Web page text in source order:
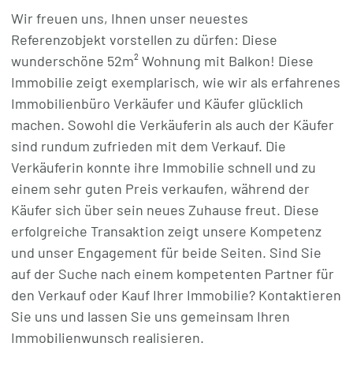
Wir freuen uns, Ihnen unser neuestes
Referenzobjekt vorstellen zu dürfen: Diese
wunderschöne 52m² Wohnung mit Balkon! Diese
Immobilie zeigt exemplarisch, wie wir als erfahrenes
Immobilienbüro Verkäufer und Käufer glücklich
machen. Sowohl die Verkäuferin als auch der Käufer
sind rundum zufrieden mit dem Verkauf. Die
Verkäuferin konnte ihre Immobilie schnell und zu
einem sehr guten Preis verkaufen, während der
Käufer sich über sein neues Zuhause freut. Diese
erfolgreiche Transaktion zeigt unsere Kompetenz
und unser Engagement für beide Seiten. Sind Sie
auf der Suche nach einem kompetenten Partner für
den Verkauf oder Kauf Ihrer Immobilie? Kontaktieren
Sie uns und lassen Sie uns gemeinsam Ihren
Immobilienwunsch realisieren.